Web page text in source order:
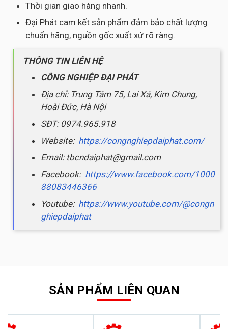
Thời gian giao hàng nhanh.
Đại Phát cam kết sản phẩm đảm bảo chất lượng
chuẩn hãng, nguồn gốc xuất xứ rõ ràng.
THÔNG TIN LIÊN HỆ
CÔNG NGHIỆP ĐẠI PHÁT
Địa chỉ: Trung Tâm 75, Lai Xá, Kim Chung,
Hoài Đức, Hà Nội
SĐT: 0974.965.918
Website: https://congnghiepdaiphat.com/
Email: tbcndaiphat@gmail.com
Facebook: https://www.facebook.com/1000
88083446366
Youtube: https://www.youtube.com/@congn
ghiepdaiphat
SẢN PHẨM LIÊN QUAN